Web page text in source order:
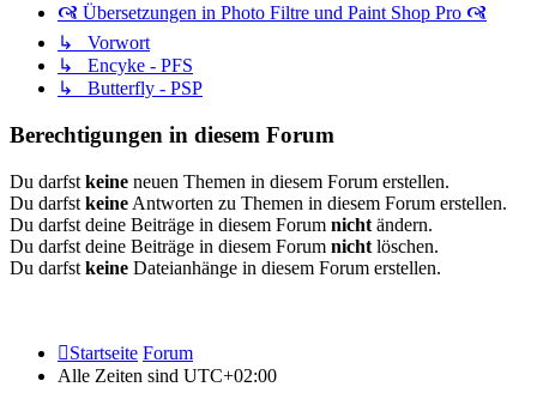
🙧 Übersetzungen in Photo Filtre und Paint Shop Pro 🙧
↳ Vorwort
↳ Encyke - PFS
↳ Butterfly - PSP
Berechtigungen in diesem Forum
Du darfst keine neuen Themen in diesem Forum erstellen.
Du darfst keine Antworten zu Themen in diesem Forum erstellen.
Du darfst deine Beiträge in diesem Forum nicht ändern.
Du darfst deine Beiträge in diesem Forum nicht löschen.
Du darfst keine Dateianhänge in diesem Forum erstellen.
Startseite Forum
Alle Zeiten sind UTC+02:00